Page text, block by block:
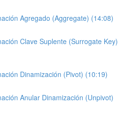
Agregado (Aggregate) (14:08)
Clave Suplente (Surrogate Key)
Dinamización (Pivot) (10:19)
Anular Dinamización (Unpivot)